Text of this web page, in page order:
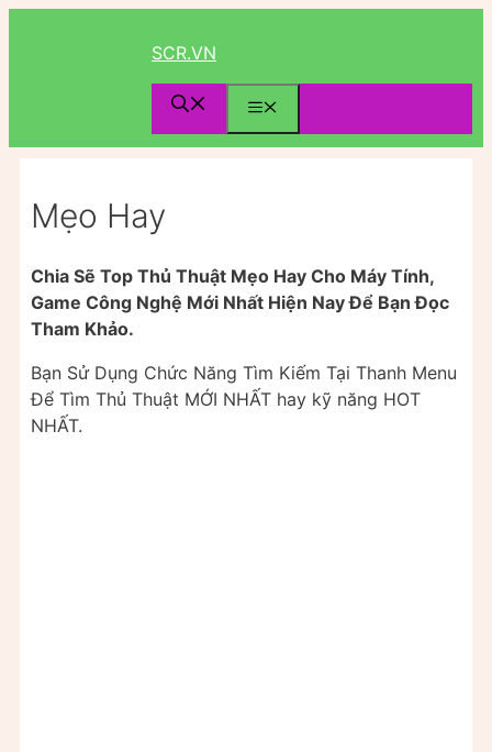
SCR.VN
Menu
Mẹo Hay
Chia Sẽ Top Thủ Thuật Mẹo Hay Cho Máy Tính,
Game Công Nghệ Mới Nhất Hiện Nay Để Bạn Đọc
Tham Khảo.
Bạn Sử Dụng Chức Năng Tìm Kiếm Tại Thanh Menu
Để Tìm Thủ Thuật MỚI NHẤT hay kỹ năng HOT
NHẤT.